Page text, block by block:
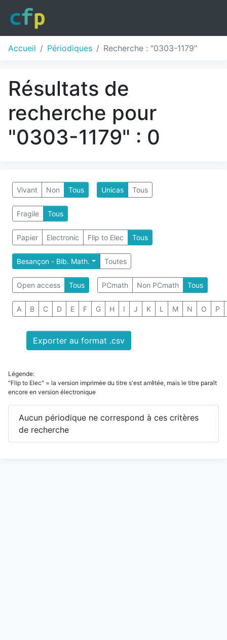
Accueil Périodiques Recherche : "0303-1179"
Résultats de
recherche pour
"0303-1179" : 0
Vivant Non Tous Unicas Tous
Fragile Tous
Papier Electronic Flip to Elec Tous
Besançon - Bib. Math. Toutes
Open access Tous PCmath Non PCmath Tous
A B C D E F G H I J K L M N O P
Exporter au format .csv
Légende:
"Flip to Elec" = la version imprimée du titre s'est arrêtée, mais le titre paraît
encore en version électronique
Aucun périodique ne correspond à ces critères
de recherche